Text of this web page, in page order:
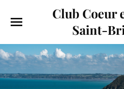
Club Coeur
Saint-